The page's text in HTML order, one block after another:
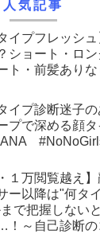
人気記事
イプフレッシ
ショート・ロ
ト・前髪あり
イプ診断迷子
プで深める顔
１万閲覧越え
ー以降は"何タ
で把握しない
！～自己診断の